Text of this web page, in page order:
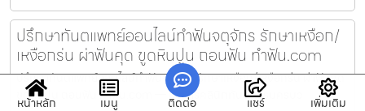
ปรึกษาทันตแพทย์ออนไลน์ทำฟันจตุจักร รักษาเหงือก/
เหงือกร่น ผ่าฟันคุด ขูดหินปูน ถอนฟัน ทำฟัน.com
ปรึกษาทันตแพทย์ออนไลน์ทำฟันจตุจักร รักษาเหงือก/เหงือกร่น ผ่าฟันคุด
ขูดหินปูน ถอนฟัน ทำฟัน.com — บริการคลินิกทันตกรรมครบว
หน้าหลัก เมนู ติดต่อ แชร์ เพิ่มเติม